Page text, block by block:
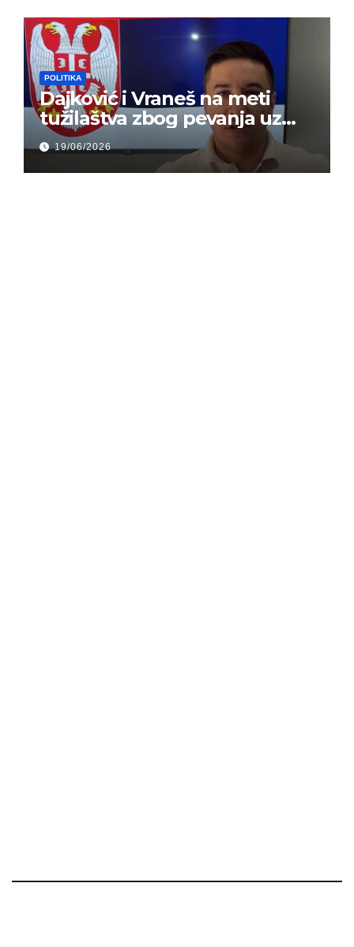
POLITIKA
Dajković i Vraneš na meti
tužilaštva zbog pevanja uz
gusle
19/06/2026